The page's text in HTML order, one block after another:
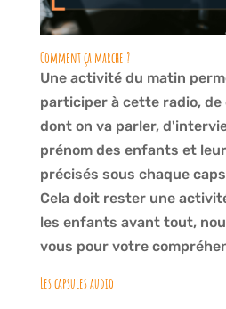
Comment ça marche ?
Une activité du matin
participer à cette radio,
dont on va parler,
prénom des enfants et
précisés sous chaque
Cela doit rester une
les enfants avant tout,
vous pour votre
Les capsules audio